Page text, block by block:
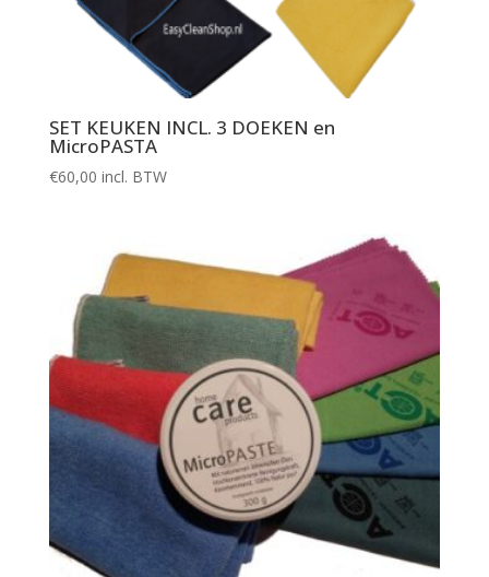
SET KEUKEN INCL. 3 DOEKEN en
MicroPASTA
€60,00 incl. BTW